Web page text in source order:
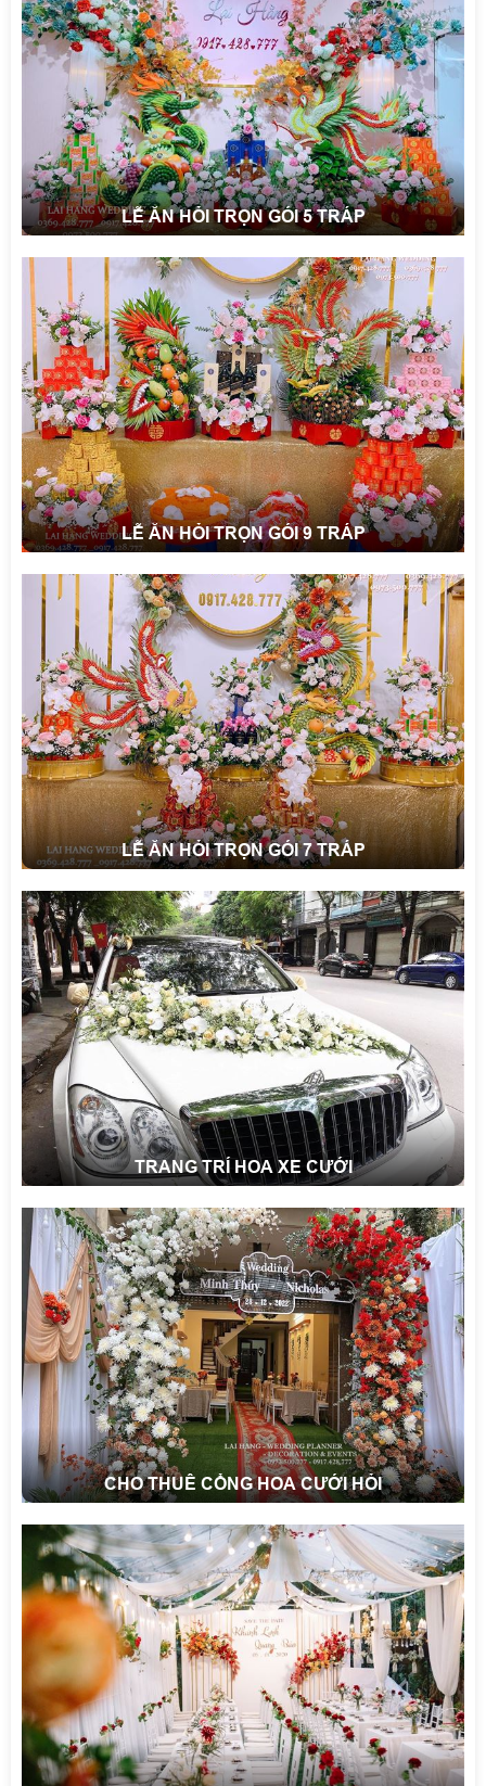
LỄ ĂN HỎI TRỌN GÓI 5 TRÁP
LỄ ĂN HỎI TRỌN GÓI 9 TRÁP
LỄ ĂN HỎI TRỌN GÓI 7 TRÁP
TRANG TRÍ HOA XE CƯỚI
CHO THUÊ CỔNG HOA CƯỚI HỎI